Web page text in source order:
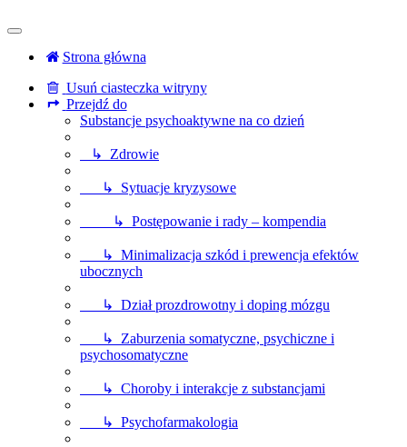
Strona główna
Usuń ciasteczka witryny
Przejdź do
Substancje psychoaktywne na co dzień
↳ Zdrowie
↳ Sytuacje kryzysowe
↳ Postępowanie i rady – kompendia
↳ Minimalizacja szkód i prewencja efektów
ubocznych
↳ Dział prozdrowotny i doping mózgu
↳ Zaburzenia somatyczne, psychiczne i
psychosomatyczne
↳ Choroby i interakcje z substancjami
↳ Psychofarmakologia